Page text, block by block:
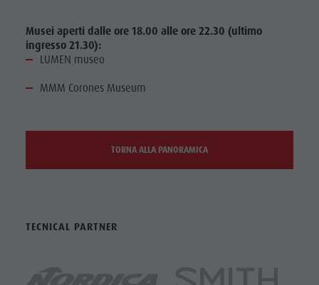
Musei aperti dalle ore 18.00 alle ore 22.30 (ultimo
ingresso 21.30):
LUMEN museo
MMM Corones Museum
TORNA ALLA PANORAMICA
TECNICAL PARTNER